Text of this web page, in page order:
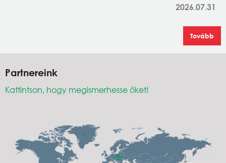
2026.07.31
Tovább
Partnereink
Kattintson, hogy megismerhesse őket!